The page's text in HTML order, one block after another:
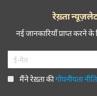
रेख़्ता
नई जानकारियाँ प्राप्त करने
मैंने रेख़्ता कीगोपनीयता नीति